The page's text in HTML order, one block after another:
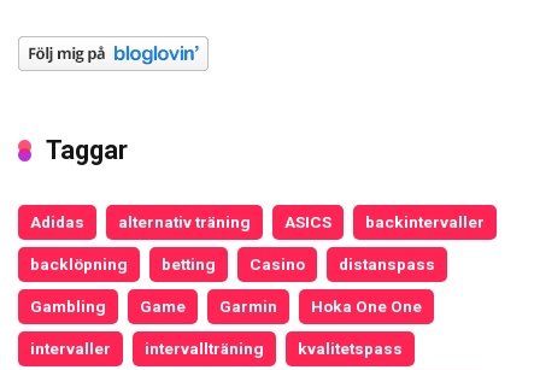
Taggar
Adidas alternativ träning ASICS backintervaller
backlöpning betting Casino distanspass
Gambling Game Garmin Hoka One One
intervaller intervallträning kvalitetspass